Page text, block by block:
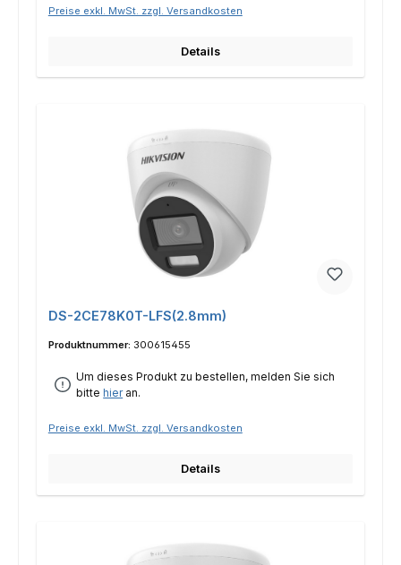
Preise exkl. MwSt. zzgl. Versandkosten
Details
DS-2CE78K0T-LFS(2.8mm)
Produktnummer: 300615455
Um dieses Produkt zu bestellen, melden Sie sich
bittehieran.
Preise exkl. MwSt. zzgl. Versandkosten
Details